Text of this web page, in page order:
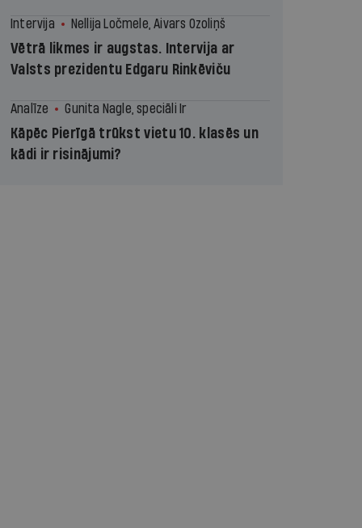
Intervija Nellija Ločmele, Aivars Ozoliņš
Vētrā likmes ir augstas. Intervija ar
Valsts prezidentu Edgaru Rinkēviču
Analīze Gunita Nagle, speciāli Ir
Kāpēc Pierīgā trūkst vietu 10. klasēs un
kādi ir risinājumi?